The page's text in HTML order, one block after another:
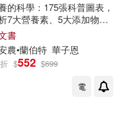
的科學：175張科普圖表，
7大營養素、5大添加物，
食到各式流行飲食法，從
健康到各族群層的飲食策
英國頂尖營養學家用科學
身體吸收的機轉，圖解112
你最想了解的食物與健康問
書
農•蘭伯特 華子恩
$552 $699
電